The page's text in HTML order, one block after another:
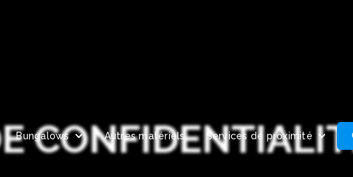
Bungalows Autres matériels Services de proximité